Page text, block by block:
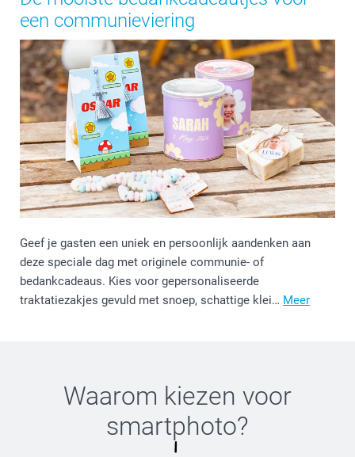
een communieviering
Geef je gasten een uniek en persoonlijk aandenken aan
deze speciale dag met originele communie- of
bedankcadeaus. Kies voor gepersonaliseerde
traktatiezakjes gevuld met snoep, schattige klei… Meer
Waarom kiezen voor
smartphoto?